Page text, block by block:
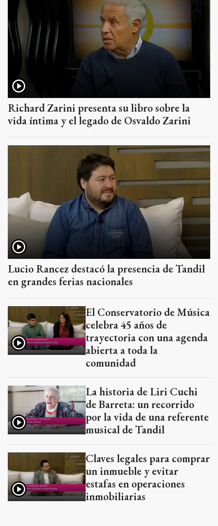
Richard Zarini presenta su libro sobre la
vida íntima y el legado de Osvaldo Zarini
Lucio Rancez destacó la presencia de Tandil
en grandes ferias nacionales
El Conservatorio de Música
celebra 45 años de
trayectoria con una agenda
abierta a toda la
comunidad
La historia de Liri Cuchi
de Barreta: un recorrido
por la vida de una referente
musical de Tandil
Claves legales para comprar
un inmueble y evitar
estafas en operaciones
inmobiliarias